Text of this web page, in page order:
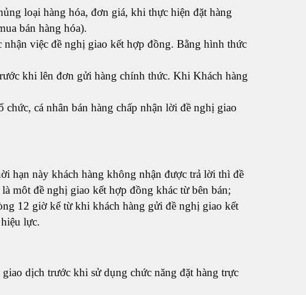
loại hàng hóa, đơn giá, khi thực hiện đặt hàng
bán hàng hóa).
việc đề nghị giao kết hợp đồng. Bằng hình thức
khi lên đơn gửi hàng chính thức. Khi Khách hàng
cá nhân bán hàng chấp nhận lời đề nghị giao
hạn này khách hàng không nhận được trả lời thì đề
môt đề nghị giao kết hợp đồng khác từ bên bán;
12 giờ kể từ khi khách hàng gửi đề nghị giao kết
lực.
dịch trước khi sử dụng chức năng đặt hàng trực